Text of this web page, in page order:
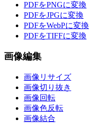
PDFをPNGに変換
PDFをJPGに変換
PDFをWebPに変換
PDFをTIFFに変換
画像編集
画像リサイズ
画像切り抜き
画像回転
画像色反転
画像結合